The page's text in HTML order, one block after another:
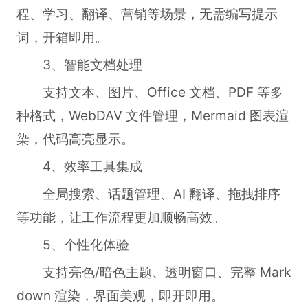
程、学习、翻译、营销等场景，无需编写提示
词，开箱即用。
3、智能文档处理
支持文本、图片、Office 文档、PDF 等多
种格式，WebDAV 文件管理，Mermaid 图表渲
染，代码高亮显示。
4、效率工具集成
全局搜索、话题管理、AI 翻译、拖拽排序
等功能，让工作流程更加顺畅高效。
5、个性化体验
支持亮色/暗色主题、透明窗口、完整 Mark
down 渲染，界面美观，即开即用。